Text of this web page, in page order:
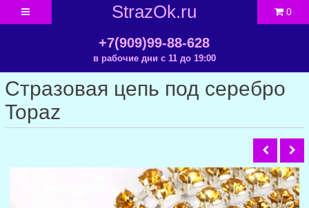
StrazOk.ru
+7(909)99-88-628
в рабочие дни с 11 до 19:00
0
Стразовая цепь под серебро
Topaz